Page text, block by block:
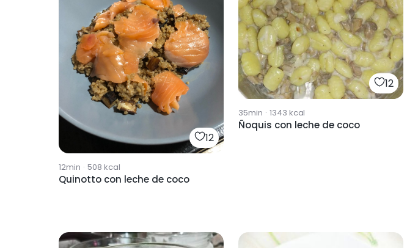
12
12min · 508 kcal
Quinotto con leche de coco
12
35min · 1343 kcal
Ñoquis con leche de coco